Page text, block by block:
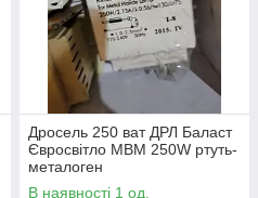
Дросель 250 ват ДРЛ Баласт
Євросвітло MBM 250W ртуть-
металоген
В наявності 1 од.